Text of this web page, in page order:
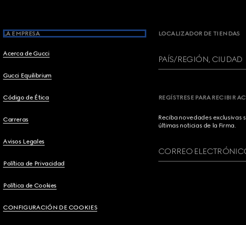
LA EMPRESA
Acerca de Gucci
Gucci Equilibrium
Código de Ética
Carreras
Avisos Legales
Política de Privacidad
Política de Cookies
CONFIGURACIÓN DE COOKIES
LOCALIZADOR DE TIENDAS
PAÍS/REGIÓN, CIUDAD
REGÍSTRESE PARA RECIBIR
Reciba novedades exclusivas
últimas noticias de la Firma.
CORREO